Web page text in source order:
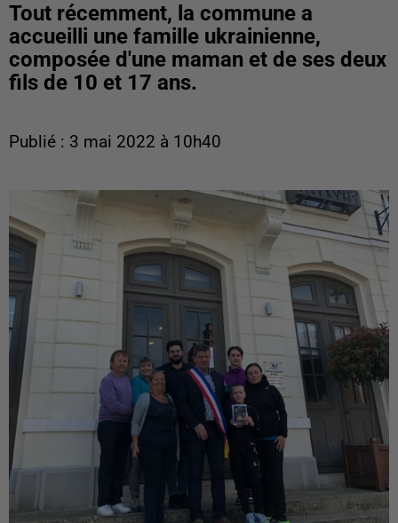
Tout récemment, la commune a
accueilli une famille ukrainienne,
composée d'une maman et de ses deux
fils de 10 et 17 ans.
Publié : 3 mai 2022 à 10h40